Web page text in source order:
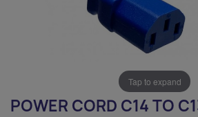
Tap to expand
POWER CORD C14 TO